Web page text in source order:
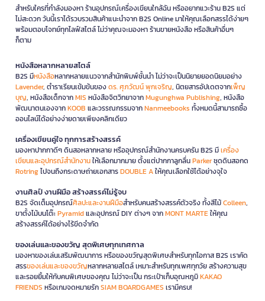
สำหรับใครที่กำลังมองหา ร้านอุปกรณ์เครื่องเขียนใกล้ฉัน หรืออยากแวะร้าน B2S แต่
ไม่สะดวก วันนี้เราได้รวบรวมสินค้าแนะนำจาก B2S Online มาให้คุณเลือกสรรได้ง่ายๆ
พร้อมตอบโจทย์ทุกไลฟ์สไตล์ ไม่ว่าคุณจะมองหา ร้านขายหนังสือ หรือสินค้าอื่นๆ
ก็ตาม
หนังสือหลากหลายสไตล์
B2S มีหนังสือหลากหลายแนวจากสำนักพิมพ์ชั้นนำ ไม่ว่าจะเป็นนิยายยอดนิยมอย่าง
Lavender, ตำราเรียนเข้มข้นของดร. ศุภวัฒน์ พุกเจริญ, นิตยสารอัปเดตจากเพ็ญ
บุญ, หนังสือเด็กจากMIS หนังสือจิตวิทยาจากMugunghwa Publishing, หนังสือ
พัฒนาตนเองจากKOOB และวรรณกรรมจากNanmeebooks ทั้งหมดนี้สามารถซื้อ
ออนไลน์ได้อย่างง่ายดายเพียงคลิกเดียว
เครื่องเขียนคู่ใจ ทุกการสร้างสรรค์
มองหาปากกาดีๆ ดินสอหลากหลาย หรืออุปกรณ์สำนักงานครบครัน B2S มีเครื่อง
เขียนและอุปกรณ์สำนักงานให้เลือกมากมาย ตั้งแต่ปากกาลูกลื่นParkerชุดดินสอกด
Rotringไปจนถึงกระดาษถ่ายเอกสารDOUBLE Aให้คุณเลือกใช้ได้อย่างจุใจ
งานศิลป์ งานฝีมือ สร้างสรรค์ไม่รู้จบ
B2S จัดเต็มอุปกรณ์ศิลปะและงานฝีมือสำหรับคนสร้างสรรค์ตัวจริง ทั้งสีไม้Colleen,
ขาตั้งไม้บนโต๊ะPyramidและอุปกรณ์ DIY ต่างๆ จากMONT MARTEให้คุณ
สร้างสรรค์ได้อย่างไร้ขีดจำกัด
ของเล่นและของขวัญ สุดพิเศษทุกเทศกาล
มองหาของเล่นเสริมพัฒนาการ หรือของขวัญสุดพิเศษสำหรับทุกโอกาส B2S เราคัด
สรรของเล่นและของขวัญหลากหลายสไตล์ เหมาะสำหรับทุกเพศทุกวัย สร้างความสุข
และรอยยิ้มให้กับคนพิเศษของคุณ ไม่ว่าจะเป็น กระเป๋าเก็บอุณหภูมิKAKAO
FRIENDS หรือเกมจดหมายรักSIAM BOARDGAMES เรามีครบ!